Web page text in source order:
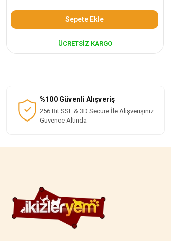
Sepete Ekle
ÜCRETSIZ KARGO
%100 Güvenli Alışveriş
256 Bit SSL & 3D Secure İle Alışverişiniz
Güvence Altında